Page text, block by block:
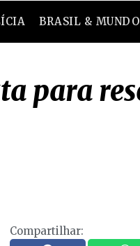
BRASIL & MUNDO
para
Compartilhar: